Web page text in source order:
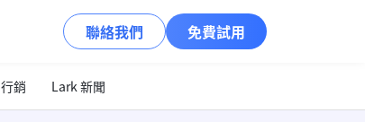
聯絡我們 免費試用
行銷 Lark 新聞